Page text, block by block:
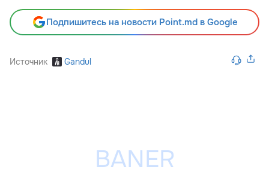
Подпишитесь на новости Point.md в Google
Источник Gandul